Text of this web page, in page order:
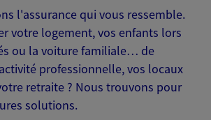
l'assurance qui vous ressemble.
votre logement, vos enfants lors
ou la voiture familiale… de
professionnelle, vos locaux
retraite ? Nous trouvons pour
solutions.